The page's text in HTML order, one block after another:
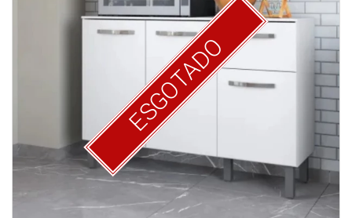
ESGOTADO